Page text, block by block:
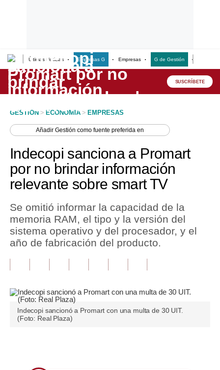
Últimas Noticias Empresas G Empresas G de Gestión
Lo último
Peru Quiosco
Economía
Mercados
Política
Tu Dinero
Finanzas Personales
Plus G
Opinión
SUSCRÍBETE
GESTION > ECONOMIA > EMPRESAS
AñadirGestión como fuente preferida en
Indecopi sanciona a Promart
por no brindar información
relevante sobre smart TV
Se omitió informar la capacidad de la
memoria RAM, el tipo y la versión del
sistema operativo y del procesador, y el
año de fabricación del producto.
Indecopi sancionó a Promart con una multa de 30 UIT.
(Foto: Real Plaza)